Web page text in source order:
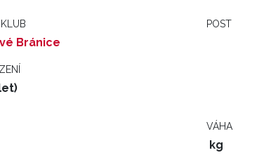
Bránice
POST
VÁHA
kg